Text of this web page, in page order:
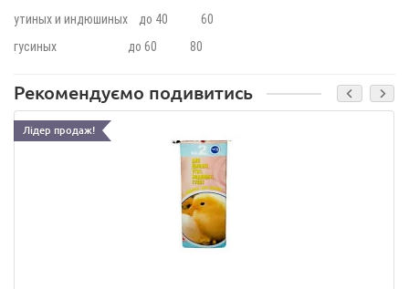
утиных и индюшиных до 40 60
гусиных до 60 80
Рекомендуємо подивитись
Лідер продаж!